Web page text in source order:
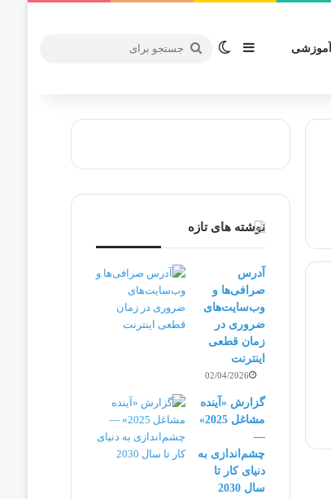
سایدبارتغییر پوسته
جستجو
نوشته های تازه
آدرس
صرافی‌ها و
وب‌سایت‌های
ضروری در
زمان قطعی
اینترنت
02/04/2026
گزارش «آینده
مشاغل 2025»
—
چشم‌اندازی به
دنیای کار تا
سال 2030